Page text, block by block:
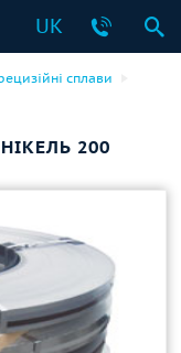
UK
сплави
200